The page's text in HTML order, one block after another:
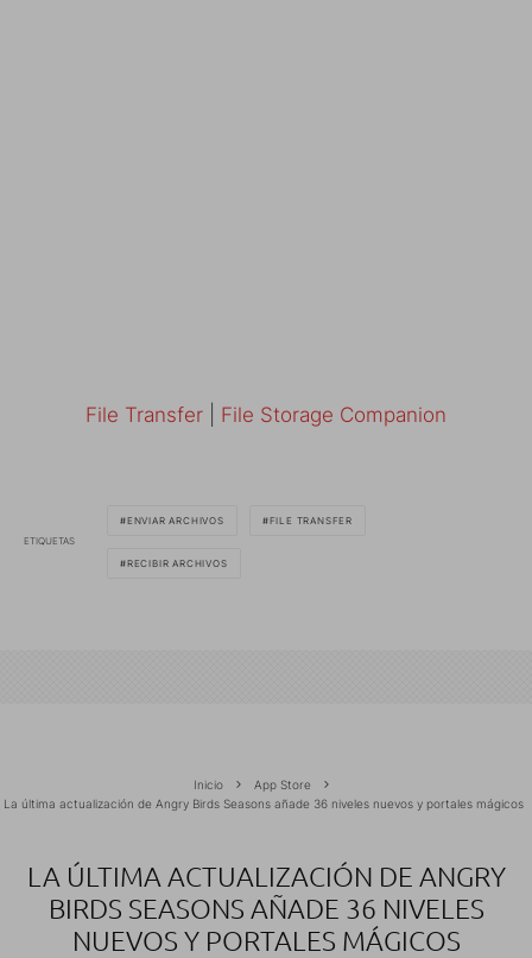
File Transfer File Storage Companion
ETIQUETAS
ENVIAR ARCHIVOS FILE TRANSFER
RECIBIR ARCHIVOS
Inicio
App Store
La última actualización de Angry Birds Seasons añade 36 niveles nuevos y portales mágicos
LA ÚLTIMA ACTUALIZACIÓN DE ANGRY
BIRDS SEASONS AÑADE 36 NIVELES
NUEVOS Y PORTALES MÁGICOS